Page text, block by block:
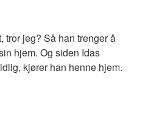
tror jeg? Så han trenger å
hjem. Og siden Idas
kjører han henne hjem.